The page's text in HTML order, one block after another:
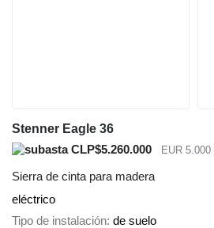
Stenner Eagle 36
CLP$5.260.000
EUR 5.000
Sierra de cinta para madera
eléctrico
Tipo de instalación de suelo